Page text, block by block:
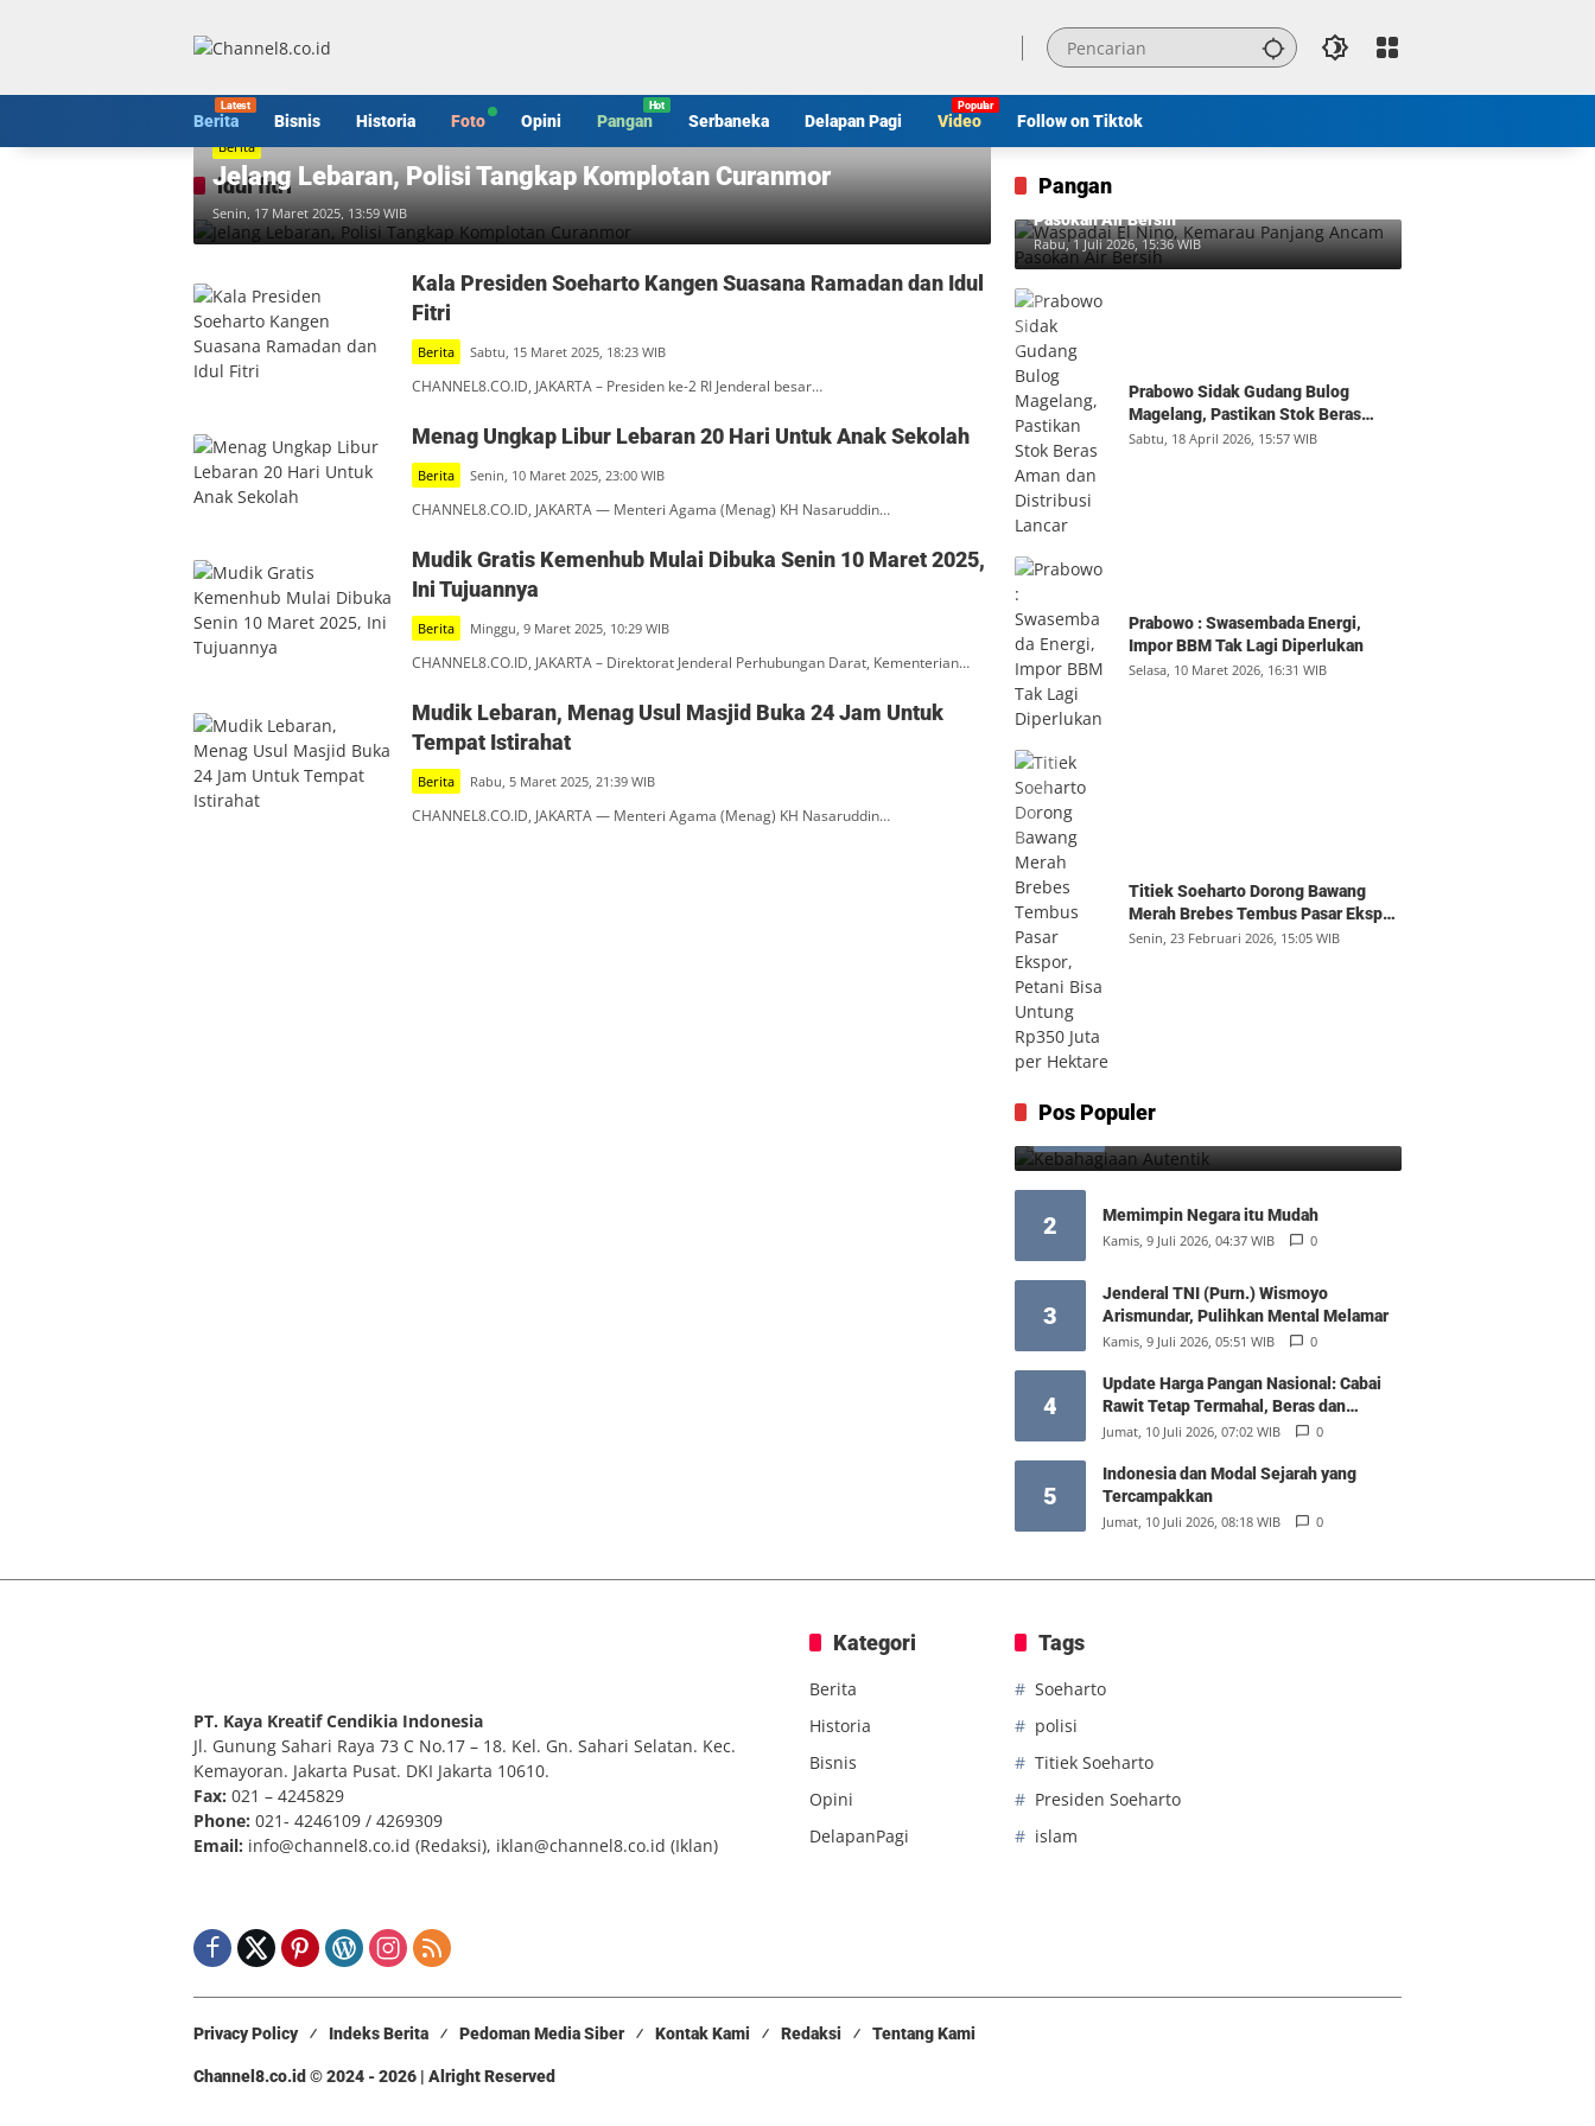
Berita Bisnis Historia Foto Opini Pangan Serbaneka Delapan Pagi Video Follow on Tiktok
idul fitri
Berita
Jelang Lebaran, Polisi Tangkap Komplotan Curanmor
Senin, 17 Maret 2025, 13:59 WIB
Kala Presiden Soeharto Kangen Suasana Ramadan dan Idul
Fitri
Berita Sabtu, 15 Maret 2025, 18:23 WIB
CHANNEL8.CO.ID, JAKARTA – Presiden ke-2 RI Jenderal besar…
Menag Ungkap Libur Lebaran 20 Hari Untuk Anak Sekolah
Berita Senin, 10 Maret 2025, 23:00 WIB
CHANNEL8.CO.ID, JAKARTA — Menteri Agama (Menag) KH Nasaruddin…
Mudik Gratis Kemenhub Mulai Dibuka Senin 10 Maret 2025,
Ini Tujuannya
Berita Minggu, 9 Maret 2025, 10:29 WIB
CHANNEL8.CO.ID, JAKARTA – Direktorat Jenderal Perhubungan Darat, Kementerian…
Mudik Lebaran, Menag Usul Masjid Buka 24 Jam Untuk
Tempat Istirahat
Berita Rabu, 5 Maret 2025, 21:39 WIB
CHANNEL8.CO.ID, JAKARTA — Menteri Agama (Menag) KH Nasaruddin…
Pangan
Waspadai El Nino, Kemarau Panjang Ancam
Pasokan Air Bersih
Rabu, 1 Juli 2026, 15:36 WIB
Prabowo Sidak Gudang Bulog
Magelang, Pastikan Stok Beras
Aman dan Distribusi Lancar
Sabtu, 18 April 2026, 15:57 WIB
Prabowo : Swasembada Energi,
Impor BBM Tak Lagi Diperlukan
Selasa, 10 Maret 2026, 16:31 WIB
Titiek Soeharto Dorong Bawang
Merah Brebes Tembus Pasar Ekspor,
Petani Bisa Untung Rp350 Juta per
Senin, 23 Februari 2026, 15:05 WIB
Pos Populer
1 Kebahagiaan Autentik
2 Memimpin Negara itu Mudah
Kamis, 9 Juli 2026, 04:37 WIB 0
3
Jenderal TNI (Purn.) Wismoyo
Arismundar, Pulihkan Mental Melamar
Kamis, 9 Juli 2026, 05:51 WIB 0
4
Update Harga Pangan Nasional: Cabai
Rawit Tetap Termahal, Beras dan
Minyak Goreng Stabil
Jumat, 10 Juli 2026, 07:02 WIB 0
5
Indonesia dan Modal Sejarah yang
Tercampakkan
Jumat, 10 Juli 2026, 08:18 WIB 0
PT. Kaya Kreatif Cendikia Indonesia
Jl. Gunung Sahari Raya 73 C No.17 – 18. Kel. Gn. Sahari Selatan. Kec.
Kemayoran. Jakarta Pusat. DKI Jakarta 10610.
Fax: 021 – 4245829
Phone: 021- 4246109 / 4269309
Email: info@channel8.co.id (Redaksi), iklan@channel8.co.id (Iklan)
Kategori
Berita
Historia
Bisnis
Opini
DelapanPagi
Tags
Soeharto
polisi
Titiek Soeharto
Presiden Soeharto
islam
Privacy Policy Indeks Berita Pedoman Media Siber Kontak Kami Redaksi Tentang Kami
Channel8.co.id © 2024 - 2026 | Alright Reserved